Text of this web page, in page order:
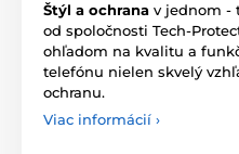
Štýl a ochrana v jednom -
od spoločnosti Tech-
ohľadom na kvalitu a
telefónu nielen skvelý
ochranu.
Viac informácií ›